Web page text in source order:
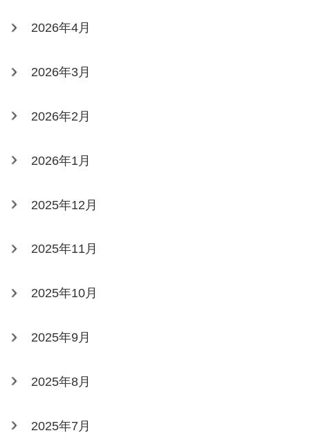
2026年4月
2026年3月
2026年2月
2026年1月
2025年12月
2025年11月
2025年10月
2025年9月
2025年8月
2025年7月